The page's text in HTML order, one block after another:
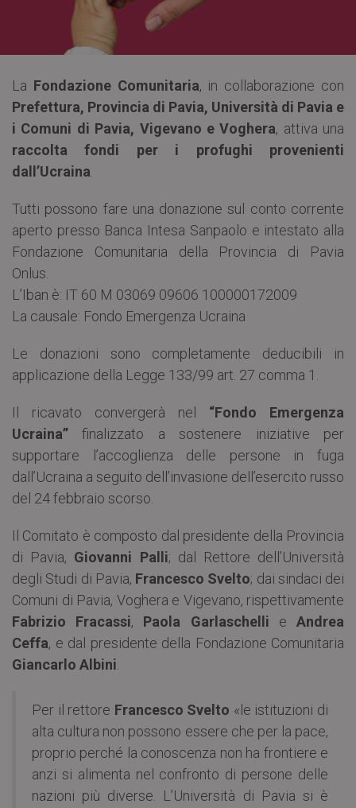
La Fondazione Comunitaria, in collaborazione con
Prefettura, Provincia di Pavia, Università di Pavia e
i Comuni di Pavia, Vigevano e Voghera, attiva una
raccolta fondi per i profughi provenienti
dall’Ucraina
Tutti possono fare una donazione sul conto corrente
aperto presso Banca Intesa Sanpaolo e intestato alla
Fondazione Comunitaria della Provincia di Pavia
Onlus.
L’Iban è: IT 60 M 03069 09606 100000172009
La causale: Fondo Emergenza Ucraina
Le donazioni sono completamente deducibili in
applicazione della Legge 133/99 art. 27 comma 1.
Il ricavato convergerà nel “Fondo Emergenza
Ucraina” finalizzato a sostenere iniziative per
supportare l’accoglienza delle persone in fuga
dall’Ucraina a seguito dell’invasione dell’esercito russo
del 24 febbraio scorso.
Il Comitato è composto dal presidente della Provincia
di Pavia, Giovanni Palli; dal Rettore dell’Università
degli Studi di Pavia, Francesco Svelto; dai sindaci dei
Comuni di Pavia, Voghera e Vigevano, rispettivamente
Fabrizio Fracassi, Paola Garlaschelli eAndrea
Ceffa, e dal presidente della Fondazione Comunitaria
Giancarlo Albini
Per il rettore Francesco Svelto «le istituzioni di
alta cultura non possono essere che per la pace,
proprio perché la conoscenza non ha frontiere e
anzi si alimenta nel confronto di persone delle
nazioni più diverse. L’Università di Pavia si è